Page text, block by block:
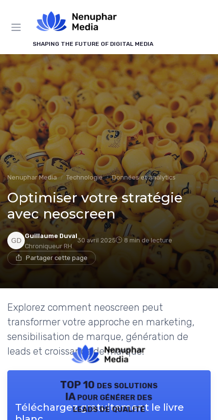
SHAPING THE FUTURE OF DIGITAL MEDIA
Nenuphar Media Technologie Données et analytics
Optimiser votre stratégie
avec neoscreen
Guillaume Duval
Chroniqueur RH
30 avril 2025 8 min de lecture
Partager cette page
Explorez comment neoscreen peut
transformer votre approche en marketing,
sensibilisation de marque, génération de
leads et croissance de marque.
TOP 10 des solutions
IA pour générer des
leads de qualité
Téléchargez gratuitement le livre